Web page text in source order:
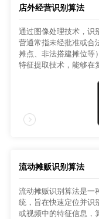
店外经营识别算法
通过图像处理技术，识
营通常指未经批准或合
摊点、非法搭建摊位等
特征提取技术，能够在
秩序。在实际应用中，
智能化的城市管理解决
流动摊贩识别算法
流动摊贩识别算法是一
统，旨在快速定位并识
或视频中的特征信息，